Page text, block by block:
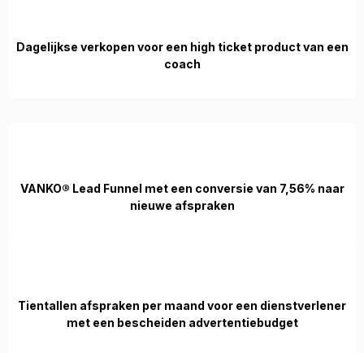
Dagelijkse verkopen voor een high ticket product van een
coach
VANKO® Lead Funnel met een conversie van 7,56% naar
nieuwe afspraken
Tientallen afspraken per maand voor een dienstverlener
met een bescheiden advertentiebudget